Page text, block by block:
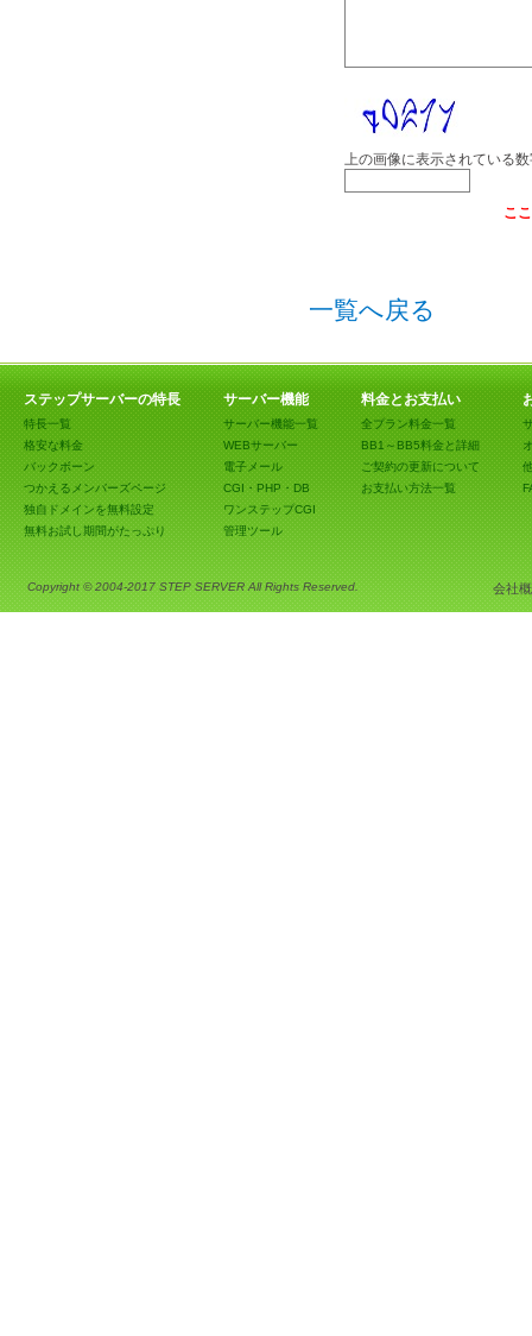
上の画像に表示されている
こ
一覧へ戻る
ステップサーバーの特長
特長一覧
格安な料金
バックボーン
つかえるメンバーズページ
独自ドメインを無料設定
無料お試し期間がたっぷり
サーバー機能
サーバー機能一覧
WEBサーバー
電子メール
CGI・PHP・DB
ワンステップCGI
管理ツール
料金とお支払い
全プラン料金一覧
BB1～BB5料金と詳細
ご契約の更新について
お支払い方法一覧
Copyright © 2004-2017 STEP SERVER All Rights Reserved. 会社